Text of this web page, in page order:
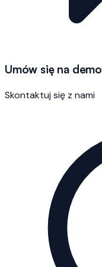
Umów się na demo
Skontaktuj się z nami